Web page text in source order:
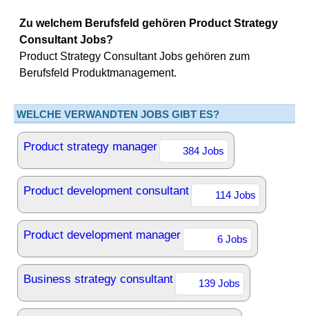
Zu welchem Berufsfeld gehören Product Strategy
Consultant Jobs?
Product Strategy Consultant Jobs gehören zum
Berufsfeld Produktmanagement.
WELCHE VERWANDTEN JOBS GIBT ES?
Product strategy manager 384 Jobs
Product development consultant 114 Jobs
Product development manager 6 Jobs
Business strategy consultant 139 Jobs